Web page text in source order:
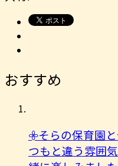
おすすめ
𖧷そらの保育園
つもと違う雰囲